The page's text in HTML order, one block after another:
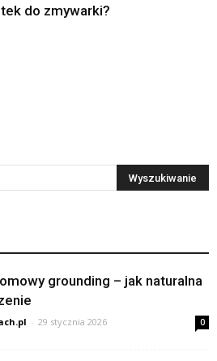
do zmywarki?
grounding – jak naturalna
- 29 stycznia 2026 0